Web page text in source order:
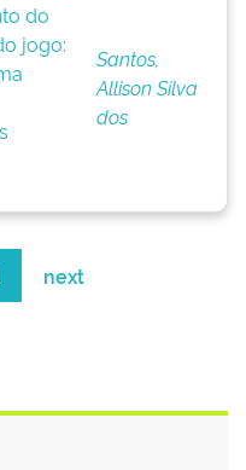
do
jogo:
Santos,
Allison Silva
dos
next